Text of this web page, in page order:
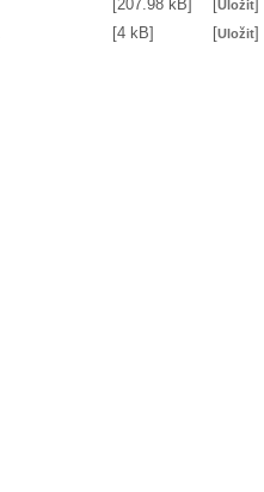
[207.98 kB] Uložit
[4 kB] [Uložit]